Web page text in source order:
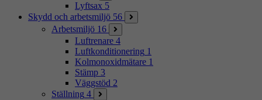
Lyftsax 5
Skydd och arbetsmiljö 56
Arbetsmiljö 16
Luftrenare 4
Luftkonditionering 1
Kolmonoxidmätare 1
Stämp 3
Väggstöd 2
Ställning 4